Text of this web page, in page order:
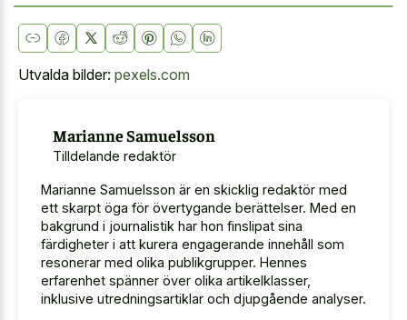
Utvalda bilder: pexels.com
Marianne Samuelsson
Tilldelande redaktör
Marianne Samuelsson är en skicklig redaktör med
ett skarpt öga för övertygande berättelser. Med en
bakgrund i journalistik har hon finslipat sina
färdigheter i att kurera engagerande innehåll som
resonerar med olika publikgrupper. Hennes
erfarenhet spänner över olika artikelklasser,
inklusive utredningsartiklar och djupgående analyser.